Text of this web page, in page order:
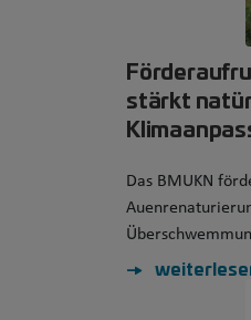
stärkt
Das BMUKN